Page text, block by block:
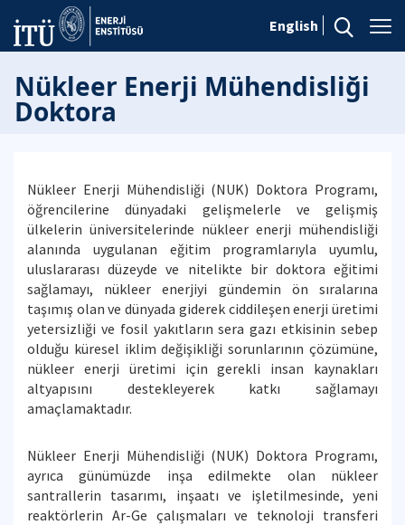
English
Nükleer Enerji Mühendisliği
Doktora
Nükleer Enerji Mühendisliği (NUK) Doktora Programı,
öğrencilerine dünyadaki gelişmelerle ve gelişmiş
ülkelerin üniversitelerinde nükleer enerji mühendisliği
alanında uygulanan eğitim programlarıyla uyumlu,
uluslararası düzeyde ve nitelikte bir doktora eğitimi
sağlamayı, nükleer enerjiyi gündemin ön sıralarına
taşımış olan ve dünyada giderek ciddileşen enerji üretimi
yetersizliği ve fosil yakıtların sera gazı etkisinin sebep
olduğu küresel iklim değişikliği sorunlarının çözümüne,
nükleer enerji üretimi için gerekli insan kaynakları
altyapısını destekleyerek katkı sağlamayı
amaçlamaktadır.
Nükleer Enerji Mühendisliği (NUK) Doktora Programı,
ayrıca günümüzde inşa edilmekte olan nükleer
santrallerin tasarımı, inşaatı ve işletilmesinde, yeni
reaktörlerin Ar-Ge çalışmaları ve teknoloji transferi